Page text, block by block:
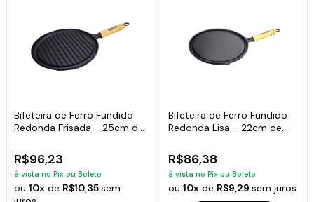
Bifeteira de Ferro Fundido
Redonda Frisada - 25cm de
R$96,23
à vista no Pix ou Boleto
ou10x de R$10,35sem
Bifeteira de Ferro Fundido
Redonda Lisa - 22cm de
R$86,38
à vista no Pix ou Boleto
ou 10xde R$9,29 sem juros